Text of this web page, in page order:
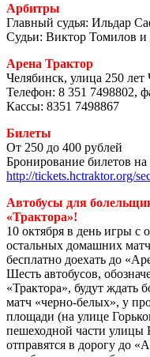
Арбитры
Главный судья: Ильдар
Судьи: Виктор Томилов
Арена Трактор
Челябинск, улица 250 лет
Телефон: 8 351 7498802,
Кассы: 8351 7498867
Билеты
От 250 до 400 рублей
Бронирование билетов
http://tickets.hctraktor.org/
Автобусы для
«Трактора»!
10 октября в день игры
остальных домашних
бесплатно доехать до
Шесть автобусов,
«Трактора», будут ждать
матч «черно-белых», у
площади (на улице
пешеходной части улицы
отправятся в дорогу до